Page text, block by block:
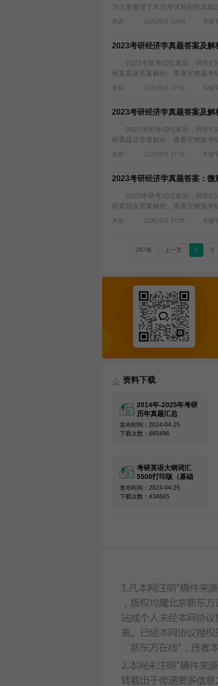
为大家整理了本次考试对应的真
来源 : 12月22日 10:34 关键
2023考研经济学真题答案及解
2023考研考试结束后，同学们
研真题及答案解析。查看完整版考
来源 : 12月25日 17:01 关键
2023考研经济学真题答案及解
2023考研考试结束后，同学们
研真题及答案解析。查看完整版考
来源 : 12月25日 17:01 关键
2023考研经济学真题答案：微
2023考研考试结束后，同学们
研真题及答案解析。查看完整版考
来源 : 12月25日 17:01 关键
297条 上一页 1 2
资料下载
2014年-2025年考研
历年真题汇总
发布时间：2024-04-25
下载次数：665496
考研英语大纲词汇
5500打印版（基础
必备）
发布时间：2024-04-25
下载次数：434665